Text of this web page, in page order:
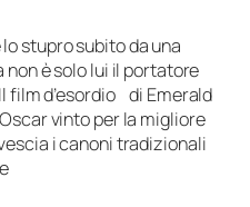
stupro subito da una
è solo lui il portatore
film d’esordio di Emerald
vinto per la migliore
i canoni tradizionali